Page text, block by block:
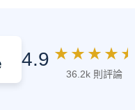
4.9 ★ ★ ★ ★ ★
36.2k 則評論